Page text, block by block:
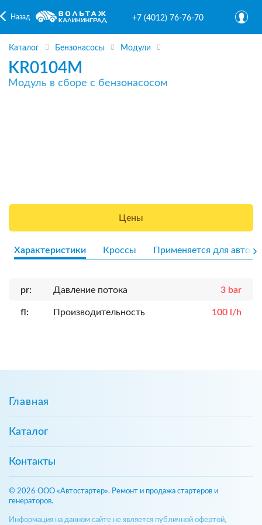
Назад +7 (4012) 76-76-70
Каталог Бензонасосы Модули
KR0104M
Модуль в сборе с бензонасосом
Цены
Характеристики Кроссы Применяется для авто
pr: Давление потока 3 bar
fl: Производительность 100 l/h
Главная
Каталог
Контакты
© 2026 ООО «Автостартер». Ремонт и продажа стартеров и
генераторов.
Информация на данном сайте не является публичной офертой,